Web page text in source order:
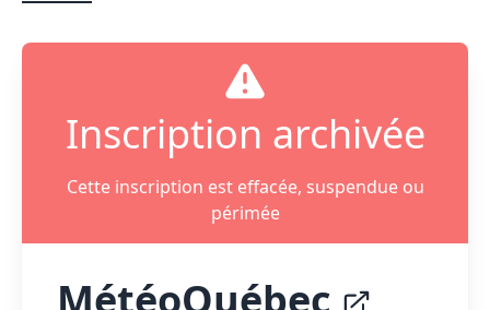
Inscription archivée
Cette inscription est effacée, suspendue ou
périmée